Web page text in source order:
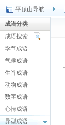
平顶山导航
成语分类
成语搜索
季节成语
气候成语
生肖成语
动物成语
数字成语
心情成语
异型成语